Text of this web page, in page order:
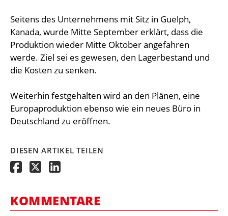
Seitens des Unternehmens mit Sitz in Guelph,
Kanada, wurde Mitte September erklärt, dass die
Produktion wieder Mitte Oktober angefahren
werde. Ziel sei es gewesen, den Lagerbestand und
die Kosten zu senken.
Weiterhin festgehalten wird an den Plänen, eine
Europaproduktion ebenso wie ein neues Büro in
Deutschland zu eröffnen.
DIESEN ARTIKEL TEILEN
KOMMENTARE